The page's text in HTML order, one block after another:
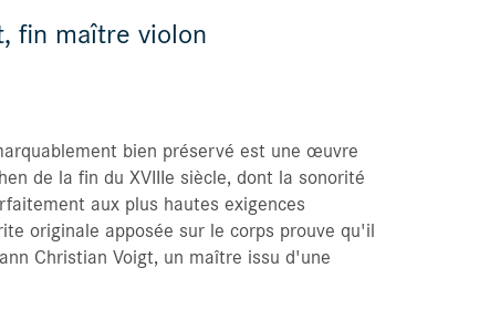
Mes commandes
fin maître violon
bien préservé est une œuvre
de la fin du XVIIIe siècle, dont la sonorité
aux plus hautes exigences
originale apposée sur le corps prouve qu'il
Christian Voigt, un maître issu d'une